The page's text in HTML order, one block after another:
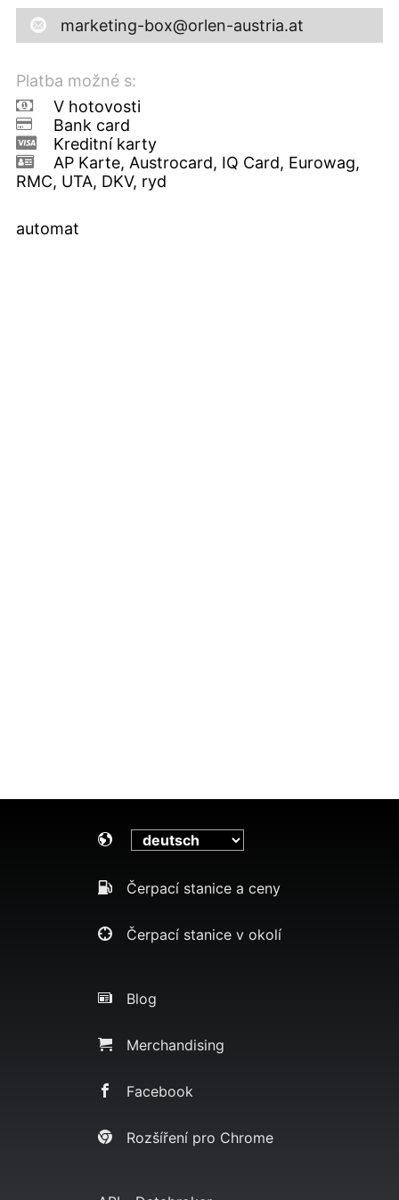
marketing-box@orlen-austria.at
Platba možné s:
V hotovosti
Bank card
Kreditní karty
AP Karte, Austrocard, IQ Card, Eurowag,
RMC, UTA, DKV, ryd
automat
Čerpací stanice a ceny
Čerpací stanice v okolí
Blog
Merchandising
Facebook
Rozšíření pro Chrome